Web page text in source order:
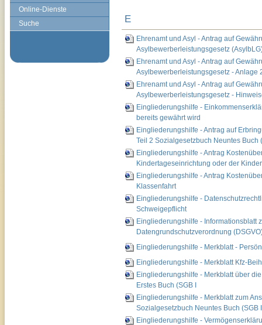
Online-Dienste
Suche
E
Ehrenamt und Asyl - Antrag auf
Asylbewerberleistungsgesetz
Ehrenamt und Asyl - Antrag auf
Asylbewerberleistungsgesetz - Anlage
Ehrenamt und Asyl - Antrag auf
Asylbewerberleistungsgesetz -
Eingliederungshilfe -
bereits gewährt wird
Eingliederungshilfe - Antrag auf
Teil 2 Sozialgesetzbuch Neuntes Buch
Eingliederungshilfe - Antrag
Kindertageseinrichtung oder der
Eingliederungshilfe - Antrag
Klassenfahrt
Eingliederungshilfe -
Schweigepflicht
Eingliederungshilfe - Informationsblatt
Datengrundschutzverordnung
Eingliederungshilfe - Merkblatt -
Eingliederungshilfe - Merkblatt Kfz-
Eingliederungshilfe - Merkblatt über
Erstes Buch (SGB I
Eingliederungshilfe - Merkblatt zum
Sozialgesetzbuch Neuntes Buch (SGB
Eingliederungshilfe -